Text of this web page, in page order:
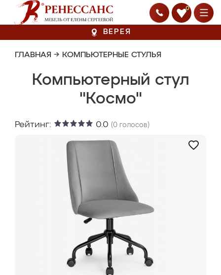
0
ВЕРЕЯ
ГЛАВНАЯ → КОМПЬЮТЕРНЫЕ СТУЛЬЯ
Компьютерный стул
"Космо"
Рейтинг: 0.0 (0 голосов)